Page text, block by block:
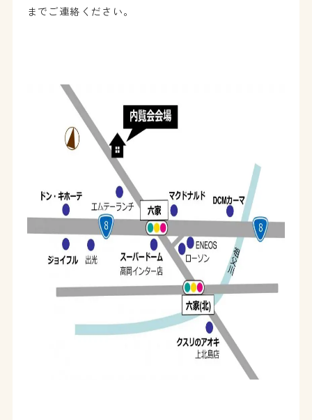
までご連絡ください。